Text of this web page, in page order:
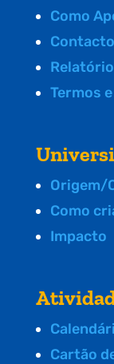
Como
Termos
Origem/
Como
Impacto
Cartão